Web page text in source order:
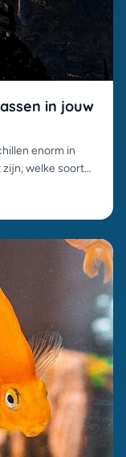
in jouw
enorm in
welke soorten